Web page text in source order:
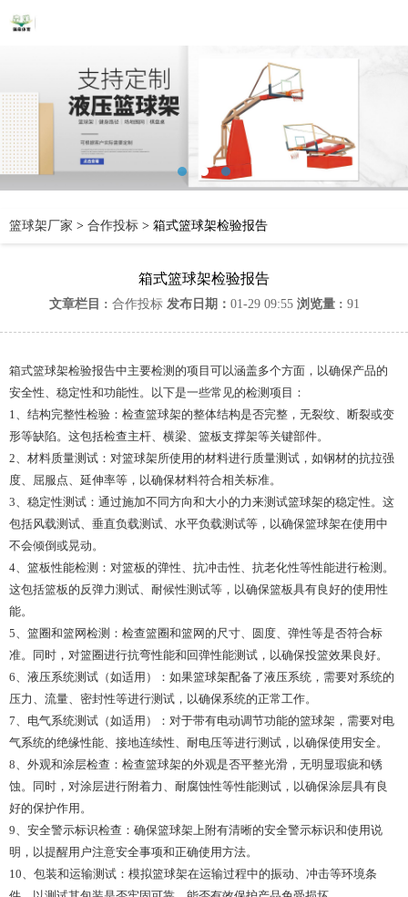
篮球架厂家 > 合作投标 > 箱式篮球架检验报告
箱式篮球架检验报告
文章栏目 : 合作投标 发布日期： 01-29 09:55 浏览量 : 91
箱式篮球架检验报告中主要检测的项目可以涵盖多个方面，以确保产品的
安全性、稳定性和功能性。以下是一些常见的检测项目：
1、结构完整性检验：检查篮球架的整体结构是否完整，无裂纹、断裂或变
形等缺陷。这包括检查主杆、横梁、篮板支撑架等关键部件。
2、材料质量测试：对篮球架所使用的材料进行质量测试，如钢材的抗拉强
度、屈服点、延伸率等，以确保材料符合相关标准。
3、稳定性测试：通过施加不同方向和大小的力来测试篮球架的稳定性。这
包括风载测试、垂直负载测试、水平负载测试等，以确保篮球架在使用中
不会倾倒或晃动。
4、篮板性能检测：对篮板的弹性、抗冲击性、抗老化性等性能进行检测。
这包括篮板的反弹力测试、耐候性测试等，以确保篮板具有良好的使用性
能。
5、篮圈和篮网检测：检查篮圈和篮网的尺寸、圆度、弹性等是否符合标
准。同时，对篮圈进行抗弯性能和回弹性能测试，以确保投篮效果良好。
6、液压系统测试（如适用）：如果篮球架配备了液压系统，需要对系统的
压力、流量、密封性等进行测试，以确保系统的正常工作。
7、电气系统测试（如适用）：对于带有电动调节功能的篮球架，需要对电
气系统的绝缘性能、接地连续性、耐电压等进行测试，以确保使用安全。
8、外观和涂层检查：检查篮球架的外观是否平整光滑，无明显瑕疵和锈
蚀。同时，对涂层进行附着力、耐腐蚀性等性能测试，以确保涂层具有良
好的保护作用。
9、安全警示标识检查：确保篮球架上附有清晰的安全警示标识和使用说
明，以提醒用户注意安全事项和正确使用方法。
10、包装和运输测试：模拟篮球架在运输过程中的振动、冲击等环境条